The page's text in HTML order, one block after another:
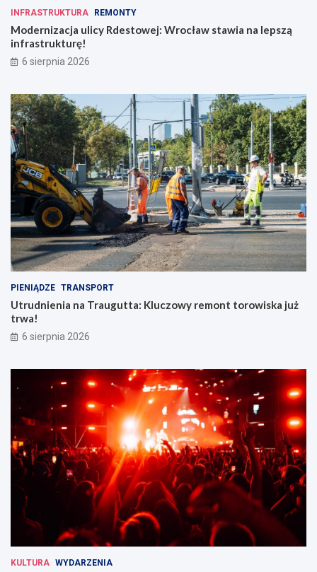
t
e
r
ó
o
d
z
i
e
n
n
o
ś
c
i
INFRASTRUKTURA REMONTY
Modernizacja ulicy Rdestowej: Wrocław stawia na lepszą
infrastrukturę!
6 sierpnia 2026
PIENIĄDZE TRANSPORT
Utrudnienia na Traugutta: Kluczowy remont torowiska już
trwa!
6 sierpnia 2026
KULTURA WYDARZENIA